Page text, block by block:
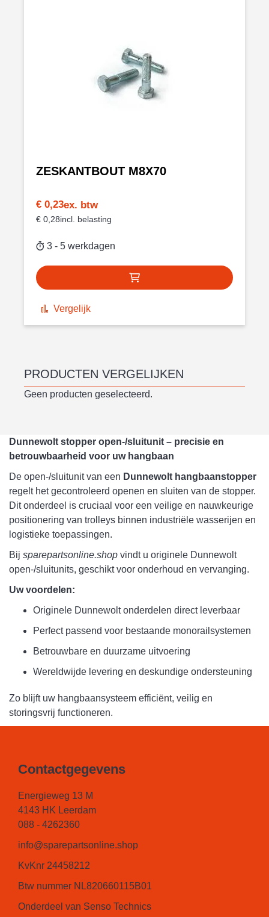
ZESKANTBOUT M8X70
€ 0,28
€ 0,23
3 - 5 werkdagen
Vergelijk
PRODUCTEN VERGELIJKEN
Geen producten geselecteerd.
Dunnewolt stopper open-/sluitunit – precisie en
betrouwbaarheid voor uw hangbaan
De open-/sluitunit van een Dunnewolt hangbaanstopper
regelt het gecontroleerd openen en sluiten van de stopper.
Dit onderdeel is cruciaal voor een veilige en nauwkeurige
positionering van trolleys binnen industriële wasserijen en
logistieke toepassingen.
Bij sparepartsonline.shop vindt u originele Dunnewolt
open-/sluitunits, geschikt voor onderhoud en vervanging.
Uw voordelen:
Originele Dunnewolt onderdelen direct leverbaar
Perfect passend voor bestaande monorailsystemen
Betrouwbare en duurzame uitvoering
Wereldwijde levering en deskundige ondersteuning
Zo blijft uw hangbaansysteem efficiënt, veilig en
storingsvrij functioneren.
Contactgegevens
Energieweg 13 M
4143 HK Leerdam
088 - 4262360
info@sparepartsonline.shop
KvKnr 24458212
Btw nummer NL820660115B01
Onderdeel van Senso Technics